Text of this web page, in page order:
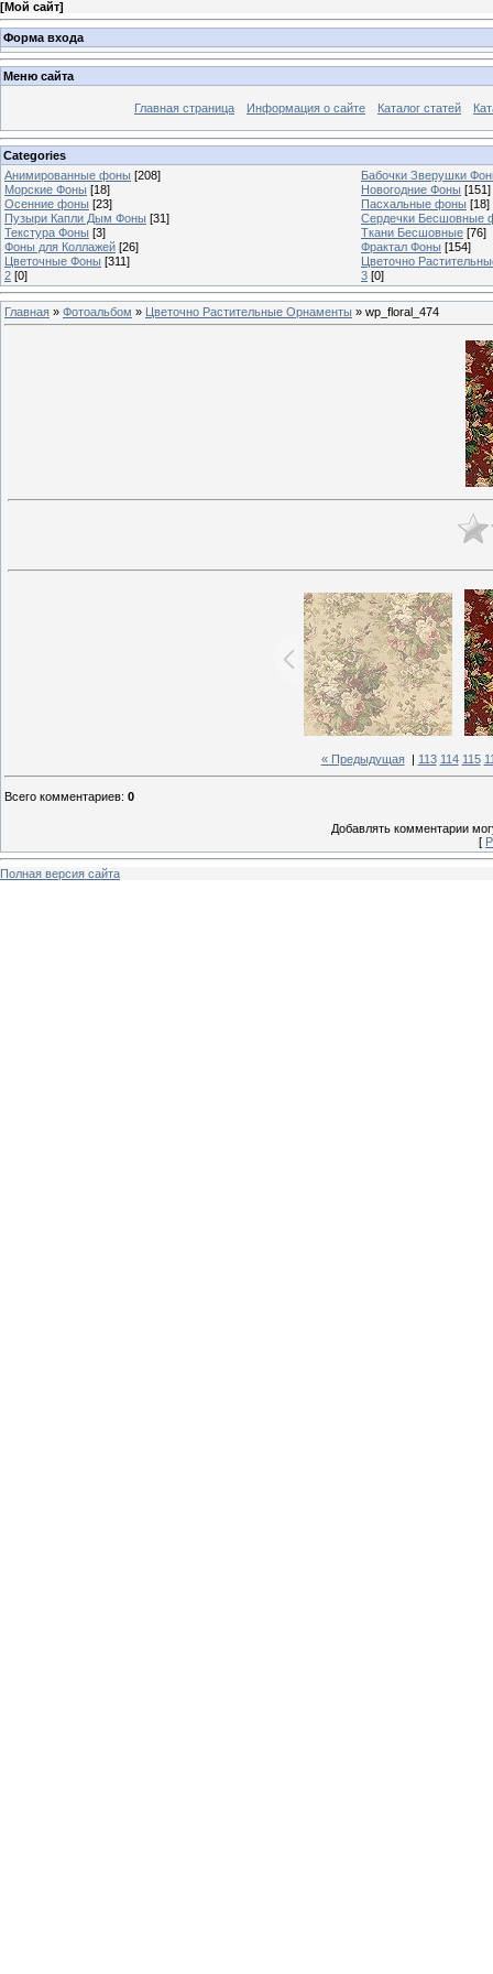
[Мой сайт]
Форма входа
Меню сайта
Главная страница Информация о сайте Каталог статей
Categories
Анимированные фоны [208]
Бабочки Зверушки
Морские Фоны [18] Новогодние Фоны [151]
Осенние фоны [23] Пасхальные фоны [18]
Пузыри Капли Дым Фоны [31]
Сердечки Бесшовные
Текстура Фоны [3] Ткани Бесшовные [76]
Фоны для Коллажей [26] Фрактал Фоны [154]
Цветочные Фоны [311]
Цветочно
2 [0] 3 [0]
Главная » Фотоальбом » Цветочно Растительные Орнаменты » wp_floral_474
« Предыдущая| 113 114 115
Всего комментариев: 0
Добавлять комментарии
[
Полная версия сайта